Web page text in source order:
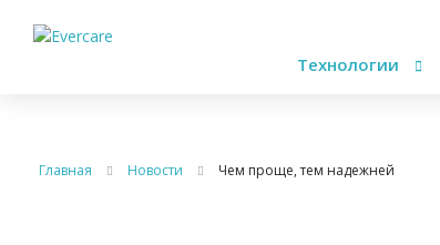
Технологии
Главная Новости Чем проще, тем надежней